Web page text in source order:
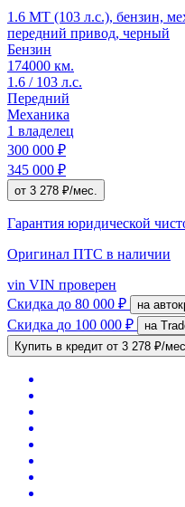
1.6 MT (103 л.с.), бензин,
передний привод, черный
Бензин
174000 км.
1.6 / 103 л.с.
Передний
Механика
1 владелец
300 000 ₽
345 000 ₽
от 3 278 ₽/мес.
Гарантия юридической
Оригинал ПТС в наличии
vin VIN проверен
Скидка до 80 000 ₽ на
Скидка до 100 000 ₽
на
Купить в кредит от 3 278 ₽/мес.